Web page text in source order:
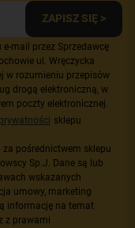
ZAPISZ SIĘ >
mail przez Sprzedawcę
ul. Wręczycka
w rozumieniu przepisów
drogą elektroniczną, w
poczty elektronicznej.
sklepu
pośrednictwem sklepu
Sp.J. Dane są lub
wskazanych
umowy, marketing
informację na temat
z prawami